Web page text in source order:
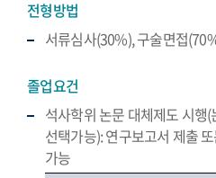
전형방법
서류심사(30%), 구술면접
졸업요건
석사학위 논문 대체제도 시행
선택가능): 연구보고서 제출
가능